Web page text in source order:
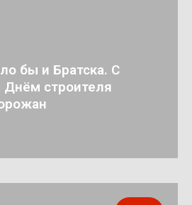
бы и Братска. С
строителя